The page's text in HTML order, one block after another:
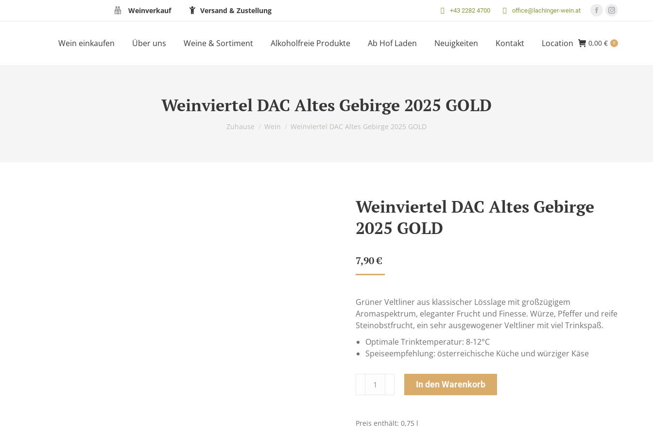
Weinverkauf Versand & Zustellung +43 2282 4700 office@lachinger-wein.at
Facebook
öffnet
Instagram
öffnet
Wein einkaufen Über uns Weine & Sortiment Alkoholfreie Produkte Ab Hof Laden Neuigkeiten Kontakt Location 0,00 € 0
Weinviertel DAC Altes Gebirge 2025 GOLD
Du bist hier:
Zuhause Wein Weinviertel DAC Altes Gebirge 2025 GOLD
Weinviertel DAC Altes Gebirge
2025 GOLD
7,90€
Grüner Veltliner aus klassischer Lösslage mit großzügigem
Aromaspektrum, eleganter Frucht und Finesse. Würze, Pfeffer und reife
Steinobstfrucht, ein sehr ausgewogener Veltliner mit viel Trinkspaß.
Optimale Trinktemperatur: 8-12°C
Speiseempfehlung: österreichische Küche und würziger Käse
2025
In den Warenkorb
Preis enthält: 0,75 l